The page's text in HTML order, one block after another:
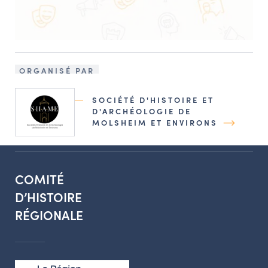
ORGANISÉ PAR
SOCIÉTÉ D'HISTOIRE ET
D'ARCHÉOLOGIE DE
MOLSHEIM ET ENVIRONS
COMITÉ
D’HISTOIRE
RÉGIONALE